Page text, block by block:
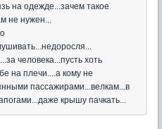
на одежде...зачем такое
не нужен...
человека...пусть хоть
на плечи....а кому не
пассажирами...велкам...в
крышу пачкать...